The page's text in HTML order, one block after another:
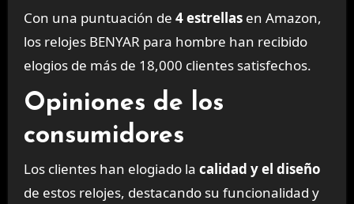
Con una puntuación de 4 estrellasen Amazon,
los relojes BENYAR para hombre han recibido
elogios de más de 18,000 clientes satisfechos.
Opiniones de los
consumidores
Los clientes han elogiado la calidad y el diseño
de estos relojes, destacando su funcionalidad y